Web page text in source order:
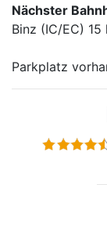
Nächster
Binz (IC/EC) 15
Parkplatz